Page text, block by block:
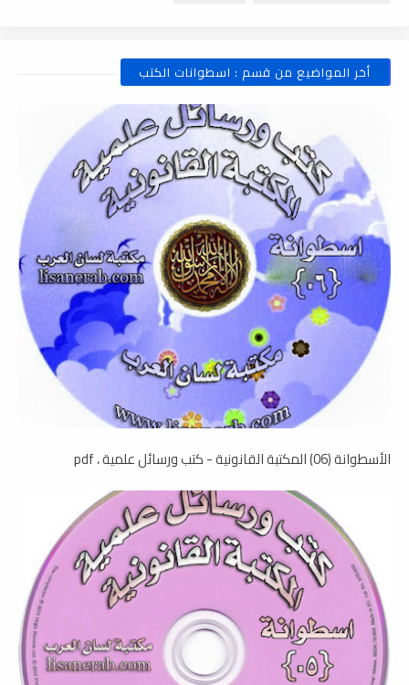
أخر المواضيع من قسم : اسطوانات الكتب
الأسطوانة (06) المكتبة القانونية - كتب ورسائل علمية ، pdf